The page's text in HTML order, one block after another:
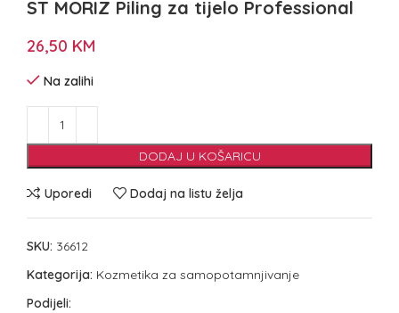
ST MORIZ Piling za tijelo Professional
26,50 KM
Na zalihi
DODAJ U KOŠARICU
Uporedi Dodaj na listu želja
SKU: 36612
Kategorija: Kozmetika za samopotamnjivanje
Podijeli: